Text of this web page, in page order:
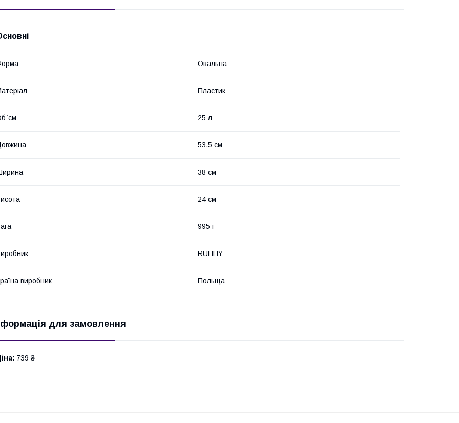
Овальна
Пластик
25 л
53.5 см
38 см
24 см
995 г
RUHHY
виробник Польща
для замовлення
739 ₴